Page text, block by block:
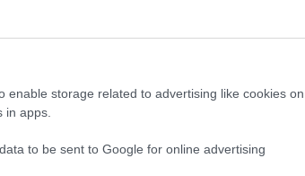
enable storage related to advertising like cookies on
in apps.
to be sent to Google for online advertising